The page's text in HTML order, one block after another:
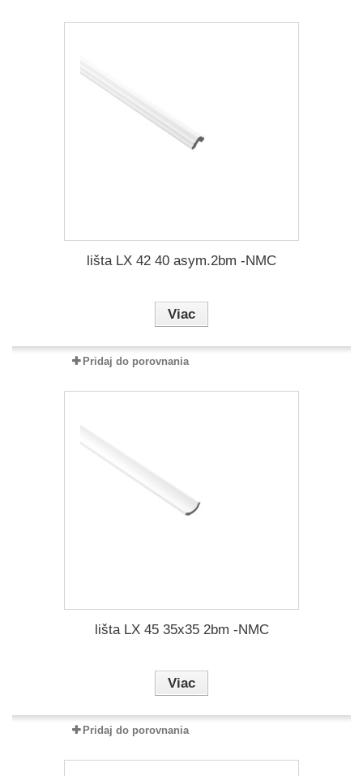
lišta LX 42 40 asym.2bm -NMC
Viac
Pridaj do porovnania
lišta LX 45 35x35 2bm -NMC
Viac
Pridaj do porovnania